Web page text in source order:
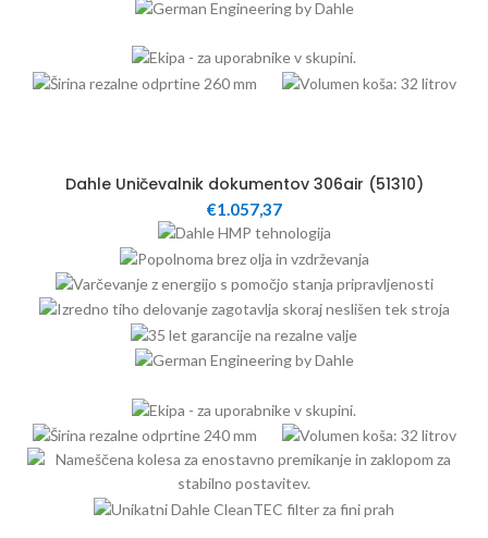
Dahle Uničevalnik dokumentov 306air (51310)
€1.057,37